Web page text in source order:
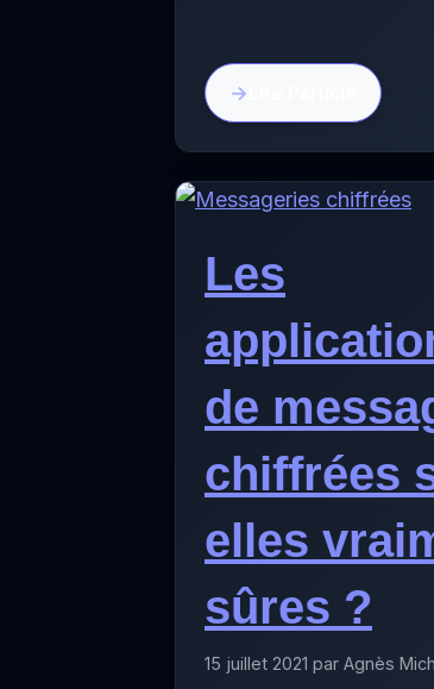
Les
de
chiffrées
elles
sûres ?
15 juillet 2021 par Agnès